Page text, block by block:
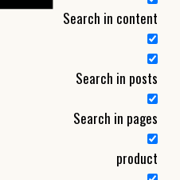
Search in content
Search in posts
Search in pages
product